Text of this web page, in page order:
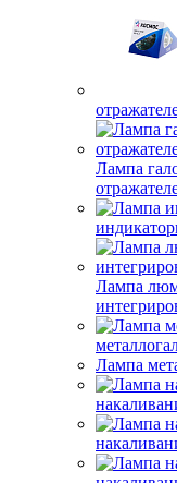
Лампа
Лампа
Лампа